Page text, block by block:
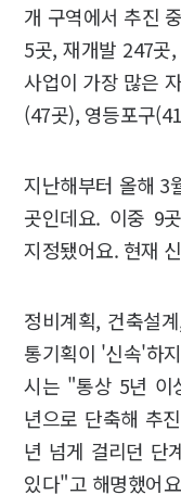
개 구역에서 추진
5곳, 재개발 247곳
사업이 가장 많은
(47곳), 영등포구
지난해부터 올해 3
곳인데요. 이중 9
지정됐어요. 현재
정비계획, 건축설
통기획이 '신속'하
시는 "통상 5년 이
년으로 단축해 추
년 넘게 걸리던 단
있다"고 해명했어